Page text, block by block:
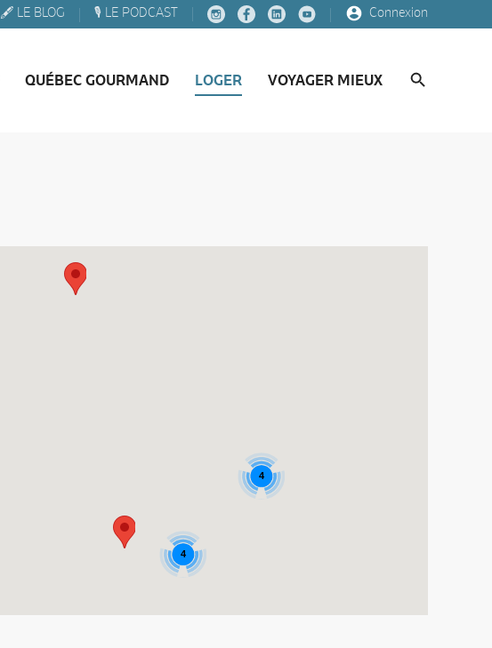
🖋️ LE BLOG 🎙️ LE PODCAST Connexion
QUÉBEC GOURMAND LOGER VOYAGER MIEUX
4
4